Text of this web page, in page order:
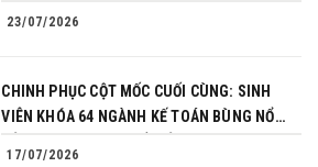
23/07/2026
CHINH PHỤC CỘT MỐC CUỐI CÙNG: SINH
VIÊN KHÓA 64 NGÀNH KẾ TOÁN BÙNG NỔ
17/07/2026